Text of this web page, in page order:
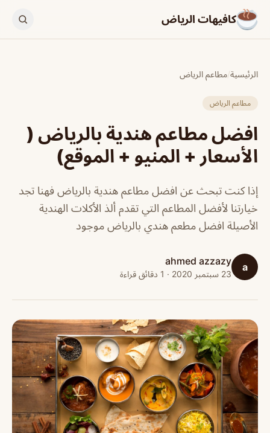
كافيهات الرياض
الرئيسية/مطاعم الرياض
مطاعم الرياض
افضل مطاعم هندية بالرياض (
الأسعار + المنيو + الموقع)
إذا كنت تبحث عن افضل مطاعم هندية بالرياض فهنا تجد
خيارتنا لأفضل المطاعم التي تقدم ألذ الأكلات الهندية
الأصيلة افضل مطعم هندي بالرياض موجود
a
ahmed azzazy
23 سبتمبر 2020 · 1 دقائق قراءة